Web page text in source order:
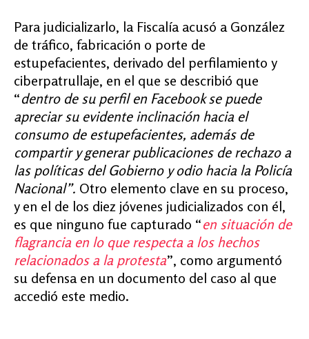
Para judicializarlo, la Fiscalía acusó a González
de tráfico, fabricación o porte de
estupefacientes, derivado del perfilamiento y
ciberpatrullaje, en el que se describió que
“dentro de su perfil en Facebook se puede
apreciar su evidente inclinación hacia el
consumo de estupefacientes, además de
compartir y generar publicaciones de rechazo a
las políticas del Gobierno y odio hacia la Policía
Nacional”. Otro elemento clave en su proceso,
y en el de los diez jóvenes judicializados con él,
es que ninguno fue capturado “en situación de
flagrancia en lo que respecta a los hechos
relacionados a la protesta”, como argumentó
su defensa en un documento del caso al que
accedió este medio.